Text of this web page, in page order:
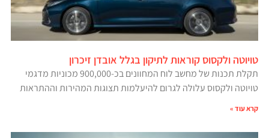
טויוטה ולקסוס קוראות לתיקון בגלל אובדן זיכרון
תקלת תכנות של מחשב לוח המחוונים בכ-900,000 מכוניות מדגמי
טויוטה ולקסוס עלולה לגרום להיעלמות תצוגות המהירות וההתראות
קרא עוד »